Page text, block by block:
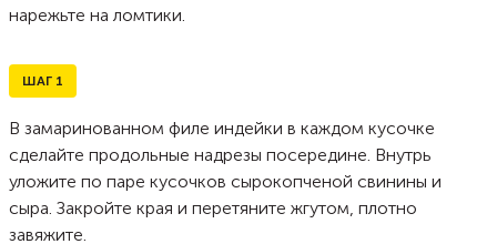
нарежьте на ломтики.
ШАГ 1
В замаринованном филе индейки в каждом кусочке
сделайте продольные надрезы посередине. Внутрь
уложите по паре кусочков сырокопченой свинины и
сыра. Закройте края и перетяните жгутом, плотно
завяжите.